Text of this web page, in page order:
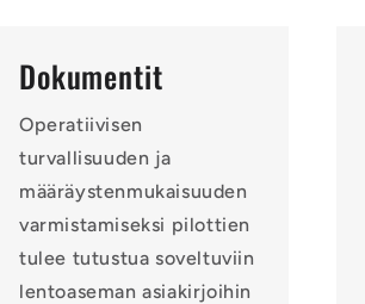
Dokumentit
Operatiivisen
turvallisuuden ja
määräystenmukaisuuden
varmistamiseksi pilottien
tulee tutustua soveltuviin
lentoaseman asiakirjoihin